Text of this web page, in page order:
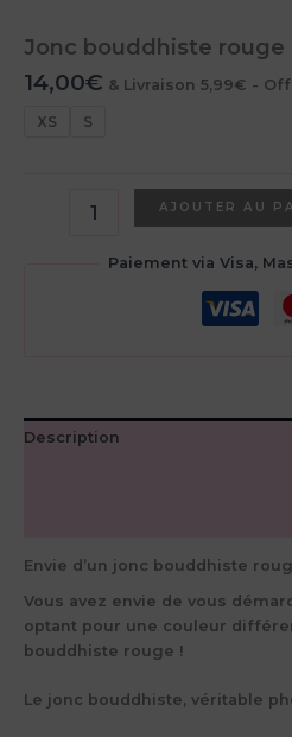
Jonc bouddhiste rouge
14,00€ & Livraison 5,99€ -
XS S
bouddhiste
AJOUTER AU
Paiement via Visa,
Description
Envie d’un jonc bouddhiste
Vous avez envie de vous
optant pour une couleur
bouddhiste rouge !
Le jonc bouddhiste, véritable